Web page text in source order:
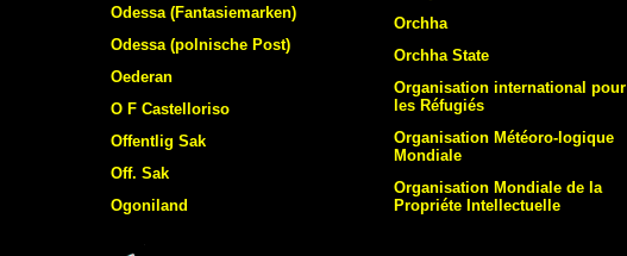
Odessa (Fantasiemarken)
Odessa (polnische Post)
Oederan
O F Castelloriso
Offentlig Sak
Off. Sak
Ogoniland
Orchha
Orchha State
Organisation international pour
les Réfugiés
Organisation Météoro-logique
Mondiale
Organisation Mondiale de la
Propriéte Intellectuelle